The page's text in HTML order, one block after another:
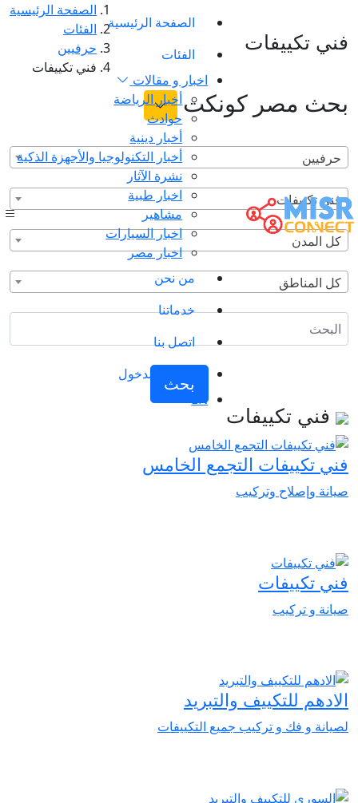
الصفحة الرئيسية
الفئات
اخبار و مقالات
أخبار الرياضة
حوادث
أخبار دينية
أخبار التكنولوجيا والأجهزة الذكية
نشرة الآثار
اخبار طبية
مشاهير
اخبار السيارات
اخبار مصر
من نحن
خدماتنا
اتصل بنا
تسجيل الدخول
EN
فني تكييفات
الصفحة الرئيسية
الفئات
حرفيين
فني تكييفات
بحث مصر كونكت
حرفيين
فني تكييفات
كل المدن
كل المناطق
بحث
فني تكييفات
فني تكييفات التجمع الخامس
صيانة وإصلاح وتركيب
فني تكييفات
صيانة و تركيب
الادهم للتكييف والتبريد
لصيانة و فك و تركيب جميع التكييفات